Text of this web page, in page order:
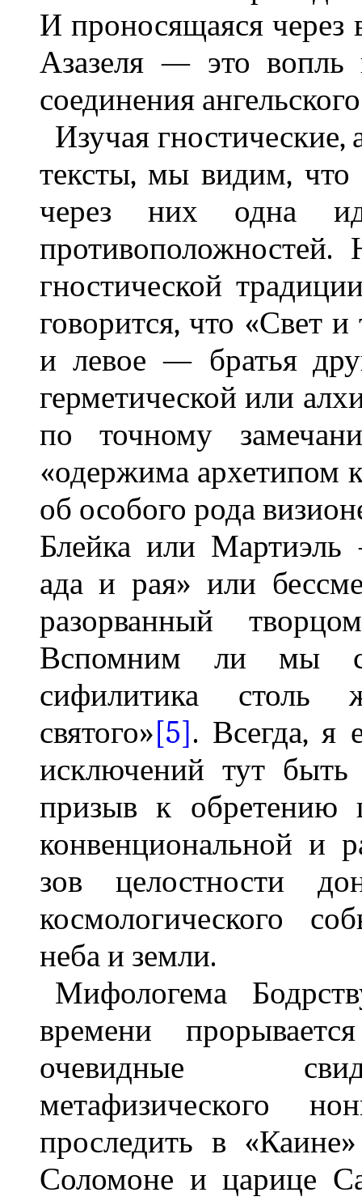
И проносящаяся через
Азазеля — это вопль
соединения
Изучая гностические,
тексты, мы видим, что
через них одна
гностической
говорится, что «Свет
и левое — братья
герметической или
по точному
«одержима архетипом
об особого рода
Блейка или Мартиэль
ада и рая» или
разорванный
Вспомним ли мы
сифилитика столь
святого»[5]. Всегда, я
исключений тут
призыв к обретению
конвенциональной и
зов целостности
космологического
неба и земли.
Мифологема
времени
очевидные
метафизического
проследить в
Соломоне и царице